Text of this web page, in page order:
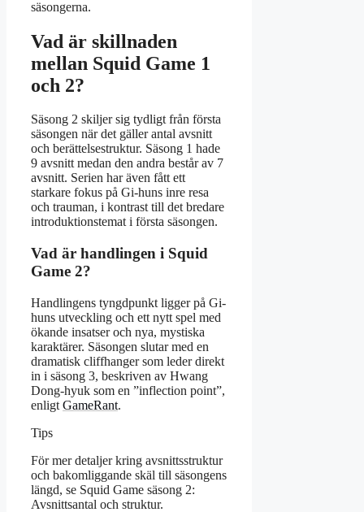
säsongerna.
Vad är skillnaden
mellan Squid Game 1
och 2?
Säsong 2 skiljer sig tydligt från första
säsongen när det gäller antal avsnitt
och berättelsestruktur. Säsong 1 hade
9 avsnitt medan den andra består av 7
avsnitt. Serien har även fått ett
starkare fokus på Gi-huns inre resa
och trauman, i kontrast till det bredare
introduktionstemat i första säsongen.
Vad är handlingen i Squid
Game 2?
Handlingens tyngdpunkt ligger på Gi-
huns utveckling och ett nytt spel med
ökande insatser och nya, mystiska
karaktärer. Säsongen slutar med en
dramatisk cliffhanger som leder direkt
in i säsong 3, beskriven av Hwang
Dong-hyuk som en ”inflection point”,
enligt GameRant.
Tips
För mer detaljer kring avsnittsstruktur
och bakomliggande skäl till säsongens
längd, se Squid Game säsong 2:
Avsnittsantal och struktur.